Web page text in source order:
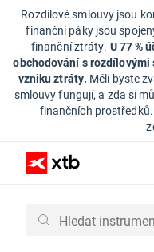
Rozdílové smlouvy jsou
finanční páky jsou
finanční ztráty. U 77 %
obchodování s
vzniku ztráty. Měli byste
smlouvy fungují, a zda si
finančních prostředků.